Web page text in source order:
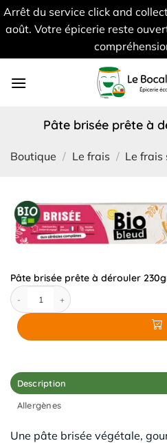
Arrêt du service click and
août. Votre épicerie reste
pâte brisée prête à
Boutique / Le frais / Le frais
Pâte brisée prête à dérouler
quantité de Pâte brisée prête à dérouler 230gr
Description
Allergènes
Une pâte brisée végétale,